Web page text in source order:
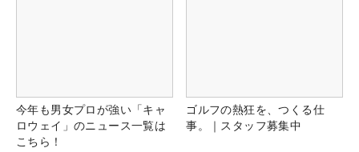
今年も男女プロが強い「キャ
ロウェイ」のニュース一覧は
こちら！
ゴルフの熱狂を、つくる仕
事。｜スタッフ募集中